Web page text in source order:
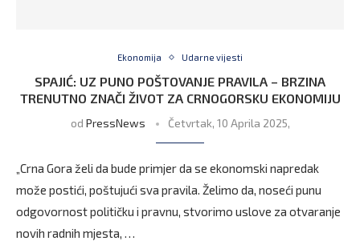
Ekonomija Udarne vijesti
SPAJIĆ: UZ PUNO POŠTOVANJE PRAVILA – BRZINA
TRENUTNO ZNAČI ŽIVOT ZA CRNOGORSKU EKONOMIJU
od PressNews Četvrtak, 10 Aprila 2025,
„Crna Gora želi da bude primjer da se ekonomski napredak
može postići, poštujući sva pravila. Želimo da, noseći punu
odgovornost političku i pravnu, stvorimo uslove za otvaranje
novih radnih mjesta, …